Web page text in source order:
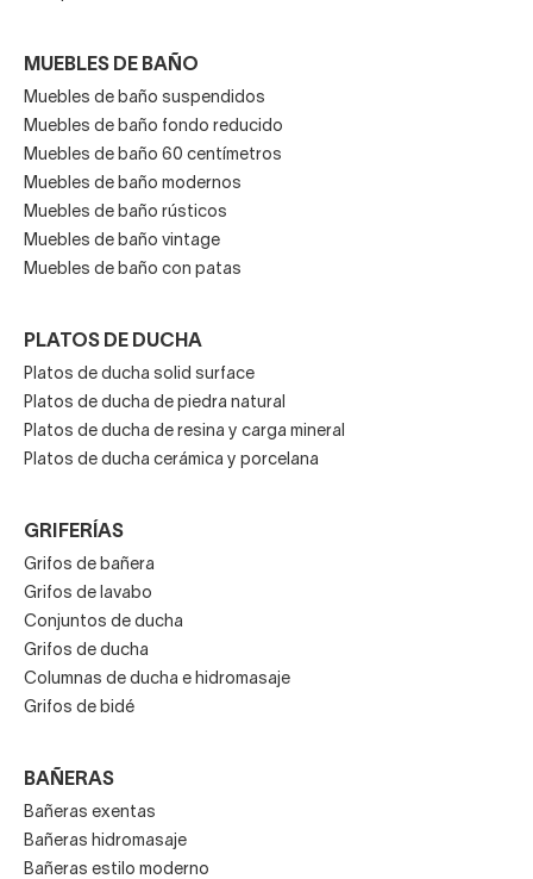
MUEBLES DE BAÑO
Muebles de baño suspendidos
Muebles de baño fondo reducido
Muebles de baño 60 centímetros
Muebles de baño modernos
Muebles de baño rústicos
Muebles de baño vintage
Muebles de baño con patas
PLATOS DE DUCHA
Platos de ducha solid surface
Platos de ducha de piedra natural
Platos de ducha de resina y carga mineral
Platos de ducha cerámica y porcelana
GRIFERÍAS
Grifos de bañera
Grifos de lavabo
Conjuntos de ducha
Grifos de ducha
Columnas de ducha e hidromasaje
Grifos de bidé
BAÑERAS
Bañeras exentas
Bañeras hidromasaje
Bañeras estilo moderno